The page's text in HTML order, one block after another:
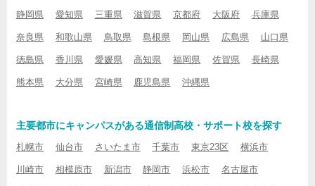
静岡県 愛知県 三重県 滋賀県 京都府 大阪府 兵庫県
奈良県 和歌山県 鳥取県 島根県 岡山県 広島県 山口県
徳島県 香川県 愛媛県 高知県 福岡県 佐賀県 長崎県
熊本県 大分県 宮崎県 鹿児島県 沖縄県
主要都市にキャンパスがある通信制高校・サポート校を探す
札幌市 仙台市 さいたま市 千葉市 東京23区 横浜市
川崎市 相模原市 新潟市 静岡市 浜松市 名古屋市